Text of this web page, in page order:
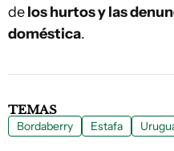
delos hurtos y las
doméstica.
TEMAS
Bordaberry Estafa